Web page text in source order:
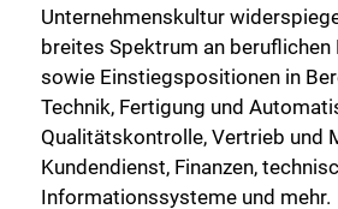
Unternehmenskultur
breites Spektrum an beruflichen
sowie Einstiegspositionen in
Technik, Fertigung und
Qualitätskontrolle, Vertrieb und
Kundendienst, Finanzen,
Informationssysteme und mehr.